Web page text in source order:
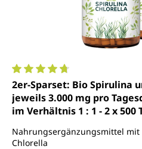
Durchschnittliche Bewertung
2er-Sparset: Bio Spirulina
jeweils 3.000 mg pro
im Verhältnis 1 : 1 - 2 x 500
Nahrungsergänzungsmittel mit
Chlorella